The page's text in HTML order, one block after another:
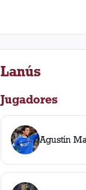
Lanús
Jugadores
Agustín